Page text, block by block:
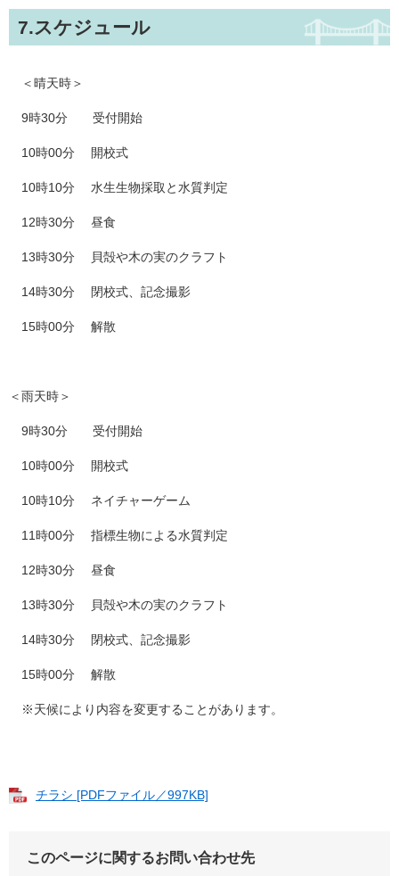
7.スケジュール
＜晴天時＞
9時30分 受付開始
10時00分 開校式
10時10分 水生生物採取と水質判定
12時30分 昼食
13時30分 貝殻や木の実のクラフト
14時30分 閉校式、記念撮影
15時00分 解散
＜雨天時＞
9時30分 受付開始
10時00分 開校式
10時10分 ネイチャーゲーム
11時00分 指標生物による水質判定
12時30分 昼食
13時30分 貝殻や木の実のクラフト
14時30分 閉校式、記念撮影
15時00分 解散
※天候により内容を変更することがあります。
チラシ [PDFファイル／997KB]
このページに関するお問い合わせ先